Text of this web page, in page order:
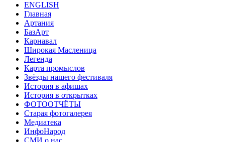
ENGLISH
Главная
Артания
БазАрт
Карнавал
Широкая Масленица
Легенда
Карта промыслов
Звёзды нашего фестиваля
История в афишах
История в открытках
ФОТООТЧЁТЫ
Старая фотогалерея
Медиатека
ИнфоНарод
СМИ о нас